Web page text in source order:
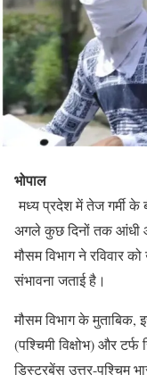
भोपाल
मध्य प्रदेश में तेज गर्मी
अगले कुछ दिनों तक आंधी
मौसम विभाग ने रविवार
संभावना जताई है।
मौसम विभाग के
(पश्चिमी विक्षोभ) और
डिस्टरबेंस उत्तर-पश्चिम